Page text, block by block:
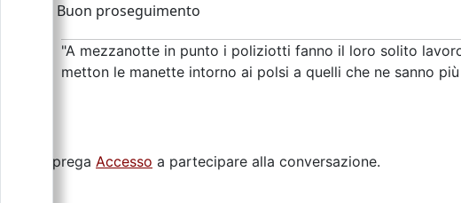
Buon proseguimento
"A mezzanotte in punto i poliziotti fanno il loro solito
metton le manette intorno ai polsi a quelli che ne sanno
Si prega Accesso a partecipare alla conversazione.